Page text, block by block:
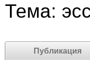
Тема:
Публикация